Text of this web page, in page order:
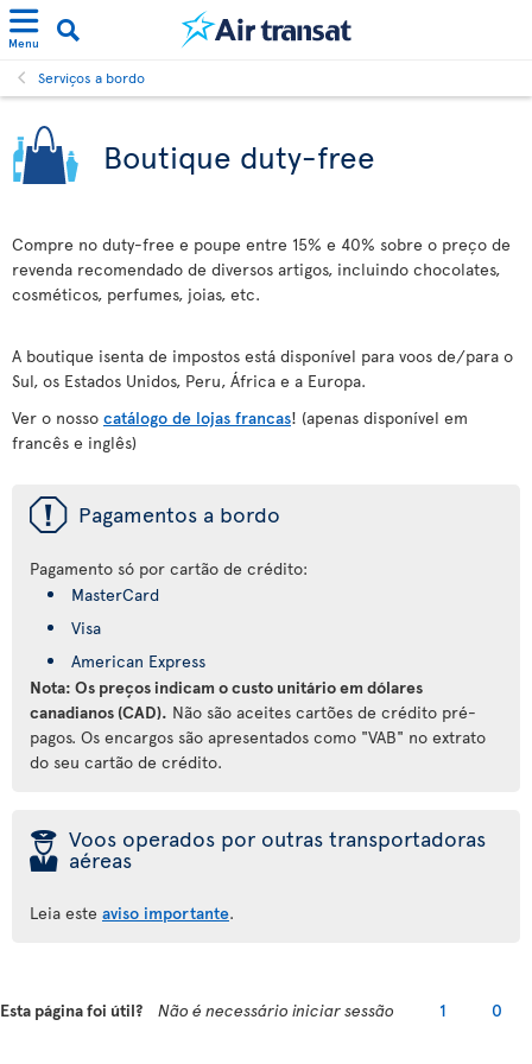
Menu
Serviços a bordo
Boutique duty-free
Compre no duty-free e poupe entre 15% e 40% sobre o preço de
revenda recomendado de diversos artigos, incluindo chocolates,
cosméticos, perfumes, joias, etc.
A boutique isenta de impostos está disponível para voos de/para o
Sul, os Estados Unidos, Peru, África e a Europa.
Ver o nosso catálogo de lojas francas! (apenas disponível em
francês e inglês)
ü Pagamentos a bordo
Pagamento só por cartão de crédito:
MasterCard
Visa
American Express
Nota: Os preços indicam o custo unitário em dólares
canadianos (CAD). Não são aceites cartões de crédito pré-
pagos. Os encargos são apresentados como "VAB" no extrato
do seu cartão de crédito.
þ Voos operados por outras transportadoras
aéreas
Leia este aviso importante.
Esta página foi útil? Não é necessário iniciar sessão 1 0